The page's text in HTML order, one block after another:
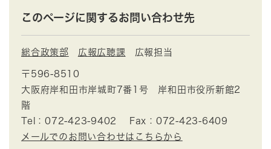
このページに関するお問い合わせ先
総合政策部 広報広聴課 広報担当
〒596-8510
大阪府岸和田市岸城町7番1号 岸和田市役所新館2
階
Tel：072-423-9402
Fax：072-423-6409
メールでのお問い合わせはこちらから